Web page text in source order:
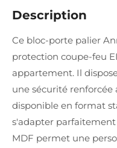
Description
Ce bloc-porte palier
protection coupe-feu
appartement. Il
une sécurité
disponible en format
s'adapter parfaitement
MDF permet une